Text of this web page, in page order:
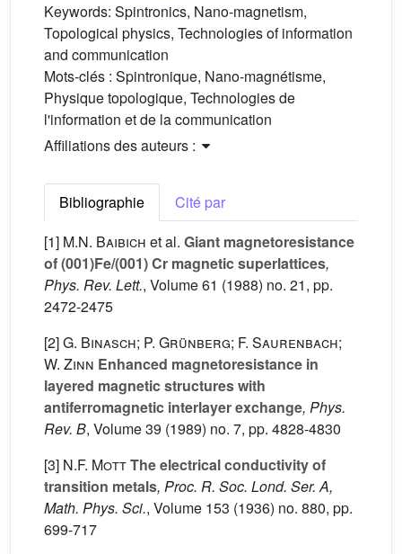
Keywords: Spintronics, Nano-magnetism,
Topological physics, Technologies of information
and communication
Mots-clés : Spintronique, Nano-magnétisme,
Physique topologique, Technologies de
l'information et de la communication
Affiliations des auteurs :
Bibliographie
Cité par
[1] M.N. Baibich et al. Giant magnetoresistance
of (001)Fe/(001) Cr magnetic superlattices,
Phys. Rev. Lett., Volume 61 (1988) no. 21, pp.
2472-2475
[2]G. Binasch; P. Grünberg; F. Saurenbach;
W. Zinn Enhanced magnetoresistance in
layered magnetic structures with
antiferromagnetic interlayer exchange, Phys.
Rev. B, Volume 39 (1989) no. 7, pp. 4828-4830
[3] N.F. MottThe electrical conductivity of
transition metals, Proc. R. Soc. Lond. Ser. A,
Math. Phys. Sci., Volume 153 (1936) no. 880, pp.
699-717